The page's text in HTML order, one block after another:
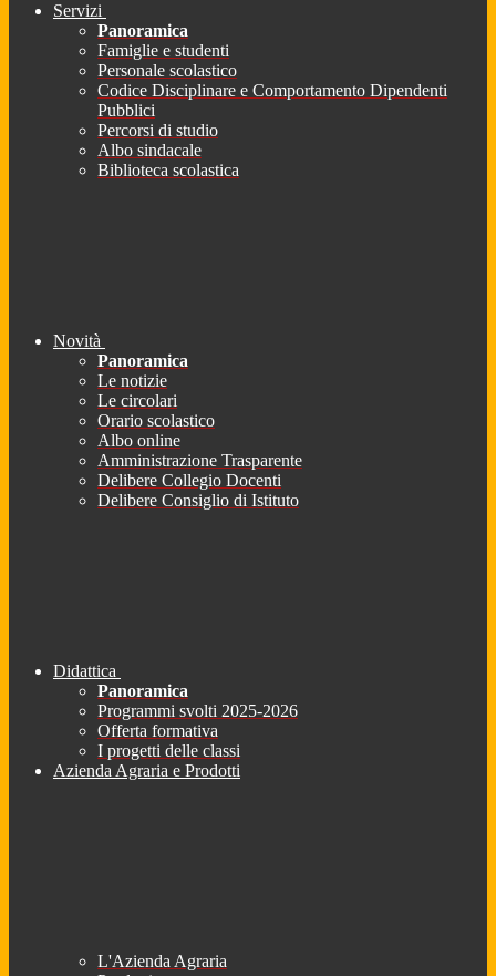
Servizi
Panoramica
Famiglie e studenti
Personale scolastico
Codice Disciplinare e Comportamento Dipendenti
Pubblici
Percorsi di studio
Albo sindacale
Biblioteca scolastica
Novità
Panoramica
Le notizie
Le circolari
Orario scolastico
Albo online
Amministrazione Trasparente
Delibere Collegio Docenti
Delibere Consiglio di Istituto
Didattica
Panoramica
Programmi svolti 2025-2026
Offerta formativa
I progetti delle classi
Azienda Agraria e Prodotti
L'Azienda Agraria